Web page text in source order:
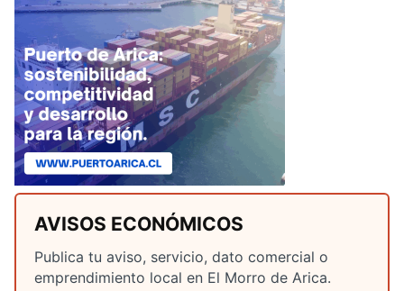
AVISOS ECONÓMICOS
Publica tu aviso, servicio, dato comercial o
emprendimiento local en El Morro de Arica.